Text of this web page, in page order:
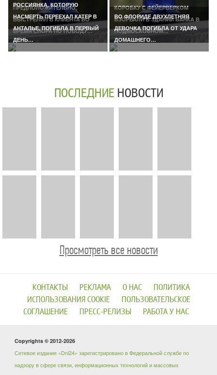
ПРЕДПОЛОЖИТЕЛЬНО,
ВЫСТРЕЛИЛ В КЛИЕНТА ВО
ВРЕМЯ СПОРА ПО ПОВОДУ…
КОРОБКУ С ФЕЙЕРВЕРКОМ
ВЗОРВАЛИ В ЗДАНИИ БАНКА В
ПОДМОСКОВНОМ…
РОССИЯНКА, КОТОРУЮ
НАСМЕРТЬ ПЕРЕЕХАЛ КАТЕР В
АНТАЛЬЕ, ПОГИБЛА В ПЕРВЫЙ
ДЕНЬ…
ВО ФЛОРИДЕ ДВУХЛЕТНЯЯ
ДЕВОЧКА ПОГИБЛА ОТ УДАРА
ДОМАШНЕГО…
ПОСЛЕДНИЕ НОВОСТИ
Просмотреть все новости
КОНТАКТЫ РЕКЛАМА О НАС
ПОЛИТИКА
ИСПОЛЬЗОВАНИЯ COOKIE
ПОЛЬЗОВАТЕЛЬСКОЕ
СОГЛАШЕНИЕ
ПРЕСС-РЕЛИЗЫ РАБОТА У НАС
Copyrights © 2012-2026
Сетевое издание «Dni24» зарегистрировано в Федеральной службе по
надзору в сфере связи, информационных технологий и массовых